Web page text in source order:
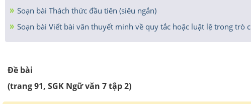
Soạn bài Thách thức đầu tiên (siêu ngắn)
Soạn bài Viết bài văn thuyết minh về quy tắc hoặc luật lệ trong trò
Đề bài
(trang 91, SGK Ngữ văn 7 tập 2)